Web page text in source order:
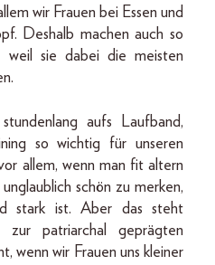
wir Frauen bei Essen und
Deshalb machen auch so
weil sie dabei die meisten
aufs Laufband,
so wichtig für unseren
allem, wenn man fit altern
schön zu merken,
stark ist. Aber das steht
zur patriarchal geprägten
wenn wir Frauen uns kleiner